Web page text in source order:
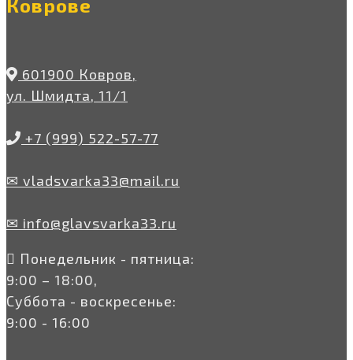
Коврове
601900 Ковров,
ул. Шмидта, 11/1
+7 (999) 522-57-77
✉ vladsvarka33@mail.ru
✉ info@glavsvarka33.ru
Понедельник - пятница:
9:00 – 18:00,
Суббота - воскресенье:
9:00 - 16:00